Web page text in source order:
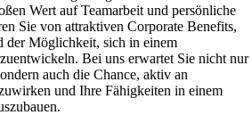
Wert auf Teamarbeit und persönliche
Sie von attraktiven Corporate Benefits,
der Möglichkeit, sich in einem
Bei uns erwartet Sie nicht nur
auch die Chance, aktiv an
und Ihre Fähigkeiten in einem